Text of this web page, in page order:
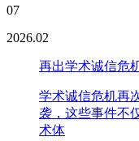
07
2026.02
再出学术诚信危
学术诚信危机再
袭，这些事件不
术体